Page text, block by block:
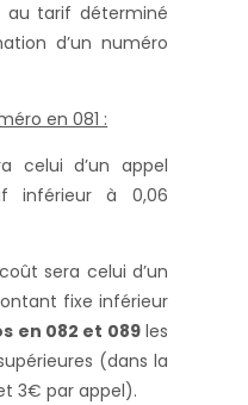
au tarif déterminé
d’un numéro
en 081 :
celui d’un appel
inférieur à 0,06
sera celui d’un
fixe inférieur
en 082 et 089les
(dans la
3€ par appel).